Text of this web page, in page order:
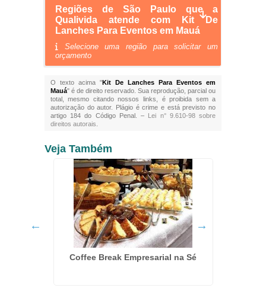
Regiões de São Paulo que a
Qualivida atende com Kit De
Lanches Para Eventos em Mauá
Selecione uma região para solicitar um
orçamento
O texto acima "Kit De Lanches Para Eventos em
Mauá" é de direito reservado. Sua reprodução, parcial ou
total, mesmo citando nossos links, é proibida sem a
autorização do autor. Plágio é crime e está previsto no
artigo 184 do Código Penal. – Lei n° 9.610-98 sobre
direitos autorais
Veja Também
Coffee Break Empresarial na Sé